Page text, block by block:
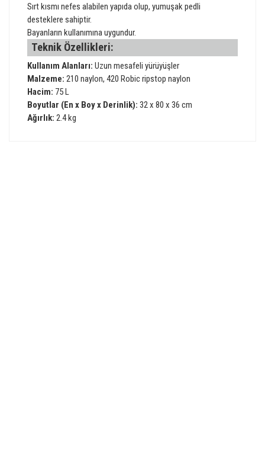
Sırt kısmı nefes alabilen yapıda olup, yumuşak pedli
desteklere sahiptir.
Bayanların kullanımına uygundur.
Teknik Özellikleri:
Kullanım Alanları: Uzun mesafeli yürüyüşler
Malzeme: 210 naylon, 420 Robic ripstop naylon
Hacim: 75 L
Boyutlar (En x Boy x Derinlik): 32 x 80 x 36 cm
Ağırlık: 2.4 kg